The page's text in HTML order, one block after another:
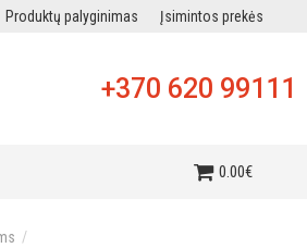
Produktų palyginimas Įsimintos prekės
+370 620 99111
0.00€